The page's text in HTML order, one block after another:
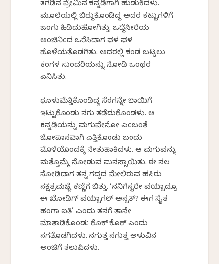
ತಗಡಿನ ಫ್ರೇಮಿನ ಕನ್ನಡಿಗಾಗಿ ಹುಡುಕಿದಳು.
ಮೂಲೆಯಲ್ಲಿ ಬಿದ್ದುಕೊಂಡಿದ್ದ ಅದರ ಕಟ್ಟುಗಳಿಗೆ
ಜಂಗು ಹಿಡಿದುಹೋಗಿತ್ತು. ಒದ್ದೆಸೀರೆಯ
ಅಂಚಿನಿಂದ ಒರೆಸಿದಾಗ ಫಳ ಫಳ
ಹೊಳೆಯತೊಡಗಿತು. ಅದರಲ್ಲಿ ಕಂಡ ಬಟ್ಟಲು
ಕಂಗಳ ಸುಂದರಿಯನ್ನು ನೋಡಿ ಒಂಥರ
ಎನಿಸಿತು.
ಧೂಳುಮೆತ್ತಿಕೊಂಡಿದ್ದ ಸೆರಗನ್ನೇ ಬಾಯಿಗೆ
ಇಟ್ಟುಕೊಂಡು ನಗು ತಡೆದುಕೊಂಡಳು. ಆ
ಕನ್ನಡಿಯನ್ನು ಮಗುವೇನೋ ಎಂಬಂತೆ
ಜೋಪಾನವಾಗಿ ಎತ್ತಿಕೊಂಡು ಬಂದು
ಮೊಳೆಯೊಂದಕ್ಕೆ ನೇತುಹಾಕಿದಳು. ಆ ಮಗುವನ್ನು
ಮತ್ತೊಮ್ಮೆ ನೋಡುವ ಮನಸ್ಸಾಯಿತು. ಈ ಸಲ
ನೋಡಿದಾಗ ತನ್ನ ಗದ್ದದ ಮೇಲಿರುವ ಹಸಿರು
ನಕ್ಷತ್ರಮಚ್ಚೆ ಕಣ್ಣಿಗೆ ಬಿತ್ತು. ‘ನನಿಗೆಸ್ಟರೇ ವಯ್ಸಾದ್ರೂ
ಈ ಖೋಡಿಗ್ ವಯ್ಸಾಗಲ್ ಅನ್ಸತ್? ಈಗ ಸೈತ
ಹಂಗಾ ಐತಿ’ ಎಂದು ತನಗೆ ತಾನೇ
ಮಾತಾಡಿಕೊಂಡು ಕೊಕ್ ಕೊಕ್ ಎಂದು
ನಗತೊಡಗಿದಳು. ನಗುತ್ತ ನಗುತ್ತ ಅಳುವಿನ
ಅಂಚಿಗೆ ತಲುಪಿದಳು.